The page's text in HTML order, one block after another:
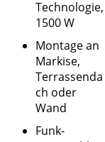
Technologie,
1500 W
Montage an
Markise,
Terrassenda
ch oder
Wand
Funk-